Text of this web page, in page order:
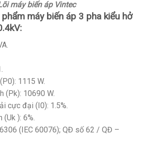
máy biến áp Vintec
máy biến áp 3 pha kiểu hở
1115 W.
(Pk): 10690 W.
cực đại (I0): 1.5%.
): 6%.
6306 (IEC 60076); QĐ số 62 / QĐ –